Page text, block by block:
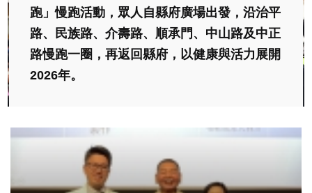
跑」慢跑活動，眾人自縣府廣場出發，沿治平
路、民族路、介壽路、順承門、中山路及中正
路慢跑一圈，再返回縣府，以健康與活力展開
2026年。